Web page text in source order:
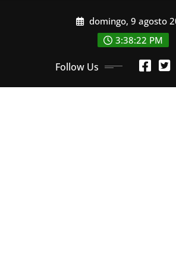
domingo, 9 agosto
3:38:24 PM
Follow Us